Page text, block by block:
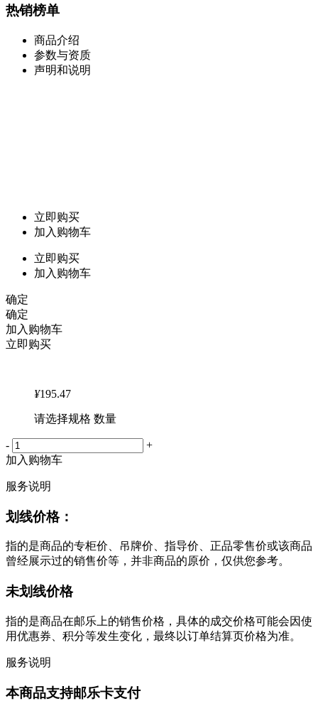
热销榜单
商品介绍
参数与资质
声明和说明
立即购买
加入购物车
立即购买
加入购物车
确定
确定
加入购物车
立即购买
¥195.47
请选择规格 数量
-
+
加入购物车
服务说明
划线价格：
指的是商品的专柜价、吊牌价、指导价、正品零售价或该商品
曾经展示过的销售价等，并非商品的原价，仅供您参考。
未划线价格
指的是商品在邮乐上的销售价格，具体的成交价格可能会因使
用优惠券、积分等发生变化，最终以订单结算页价格为准。
服务说明
本商品支持邮乐卡支付